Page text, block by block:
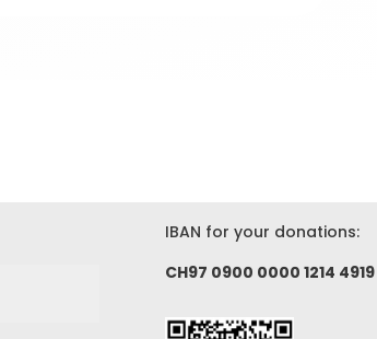
IBAN for your donations:
CH97 0900 0000 1214